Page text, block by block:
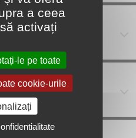
500 ML
a ceea
activați
le pe toate
cookie-urile